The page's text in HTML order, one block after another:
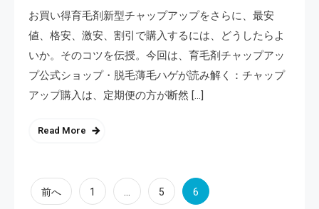
お買い得育毛剤新型チャップアップをさらに、最安
値、格安、激安、割引で購入するには、どうしたらよ
いか。そのコツを伝授。今回は、育毛剤チャップアッ
プ公式ショップ・脱毛薄毛ハゲが読み解く：チャップ
アップ購入は、定期便の方が断然 […]
Read More
投前へ 1 … 5 6